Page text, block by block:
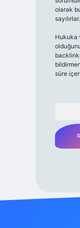
olarak
sayılırlar.
Hukuka
süre